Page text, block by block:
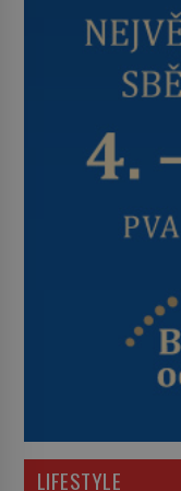
LIFESTYLE